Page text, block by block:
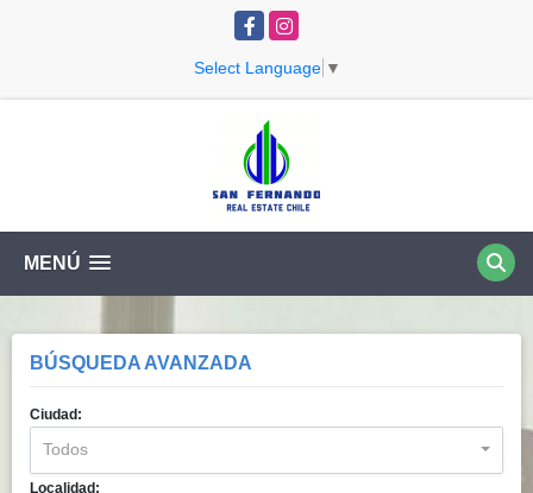
FacebookInstagram
Select Language ▼
MENÚ
BÚSQUEDA AVANZADA
Ciudad:
Todos
Localidad: